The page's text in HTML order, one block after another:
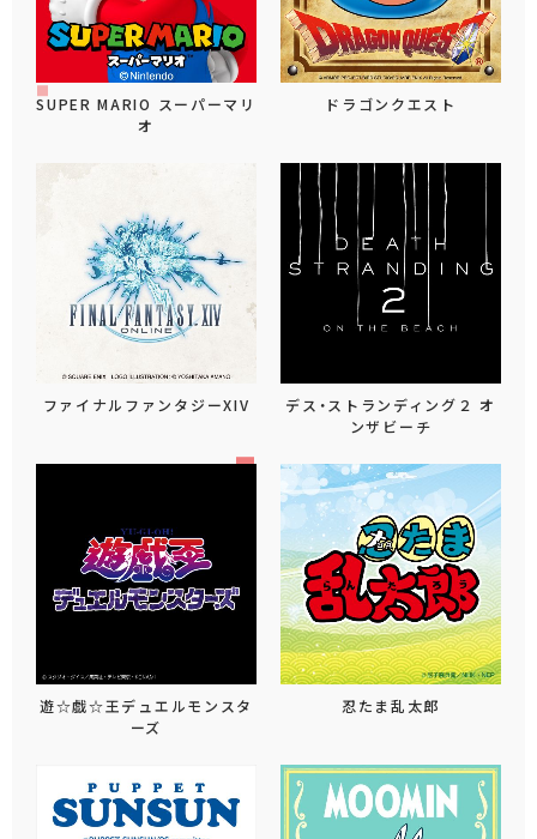
SUPER MARIO スーパーマリ
オ
ドラゴンクエスト
ファイナルファンタジーXIV
デス・ストランディング２ オ
ンザビーチ
遊☆戯☆王デュエルモンスタ
ーズ
忍たま乱太郎